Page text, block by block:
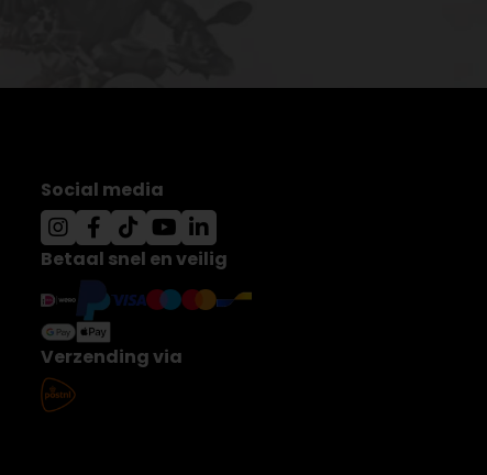
Social media
Betaal snel en veilig
Verzending via